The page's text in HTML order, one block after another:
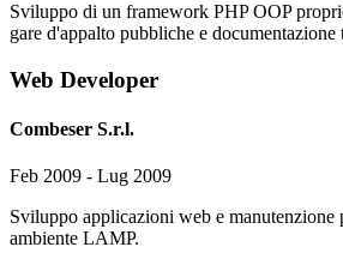
Sviluppo di un framework PHP OOP
gare d'appalto pubbliche e
Web Developer
Combeser S.r.l.
Feb 2009 - Lug 2009
Sviluppo applicazioni web e manutenzione
ambiente LAMP.